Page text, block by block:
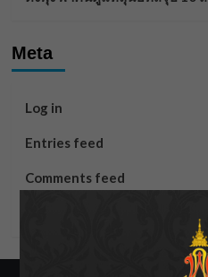
Meta
Log in
Entries feed
Comments feed